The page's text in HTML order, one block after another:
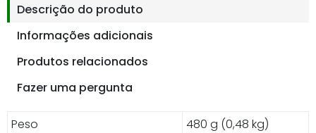
Descrição do produto
Informações adicionais
Produtos relacionados
Fazer uma pergunta
Peso
480 g (0,48 kg)